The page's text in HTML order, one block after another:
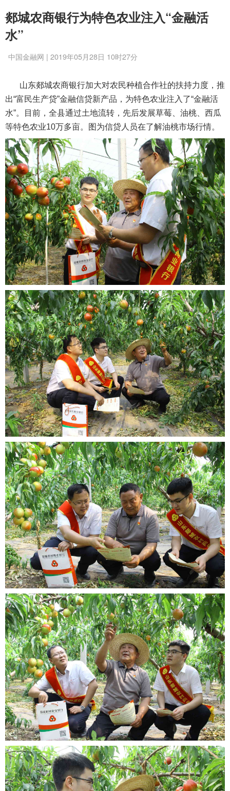
郯城农商银行为特色农业注入“金融活
水”
中国金融网 | 2019年05月28日 10时27分
山东郯城农商银行加大对农民种植合作社的扶持力度，推
出“富民生产贷”金融信贷新产品，为特色农业注入了“金融活
水”。目前，全县通过土地流转，先后发展草莓、油桃、西瓜
等特色农业10万多亩。图为信贷人员在了解油桃市场行情。